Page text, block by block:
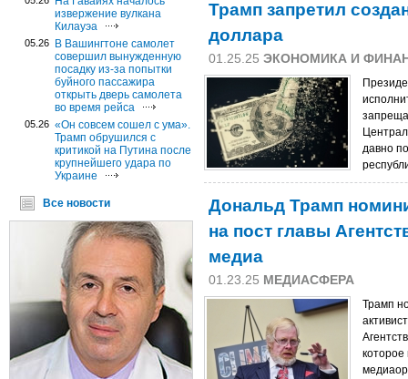
извержение вулкана
Килауэа
05.26
В Вашингтоне самолет
совершил вынужденную
посадку из-за попытки
буйного пассажира
открыть дверь самолета
во время рейса
05.26 «Он совсем сошел с ума».
Трамп обрушился с
критикой на Путина после
крупнейшего удара по
Украине
Все новости
Трамп запретил
доллара
01.25.25 ЭКОНОМИКА И
давно
Дональд Трамп
на пост главы
медиа
01.23.25 МЕДИАСФЕРА
Трамп